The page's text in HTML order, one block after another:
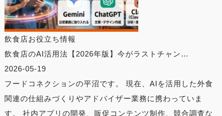
飲食店お役立ち情報
飲食店のAI活用法【2026年版】今がラストチャン…
2026-05-19
フードコネクションの平沼です。 現在、AIを活用した外食
関連の仕組みづくりやアドバイザー業務に携わっていま
す。 社内アプリの開発、販促コンテンツ制作、競合調査な